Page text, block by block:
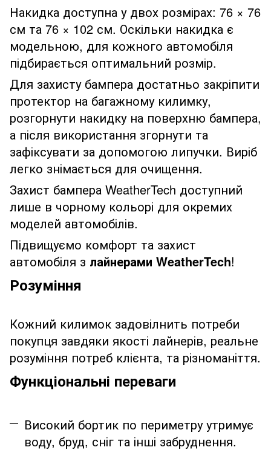
Накидка доступна у двох розмірах: 76 × 76
см та 76 × 102 см. Оскільки накидка є
модельною, для кожного автомобіля
підбирається оптимальний розмір.
Для захисту бампера достатньо закріпити
протектор на багажному килимку,
розгорнути накидку на поверхню бампера,
а після використання згорнути та
зафіксувати за допомогою липучки. Виріб
легко знімається для очищення.
Захист бампера WeatherTech доступний
лише в чорному кольорі для окремих
моделей автомобілів.
Підвищуємо комфорт та захист
автомобіля з лайнерами WeatherTech!
Розуміння
Кожний килимок задовілнить потреби
покупця завдяки якості лайнерів, реальне
розуміння потреб клієнта, та різноманіття.
Функціональні переваги
Високий бортик по периметру утримує
воду, бруд, сніг та інші забруднення.